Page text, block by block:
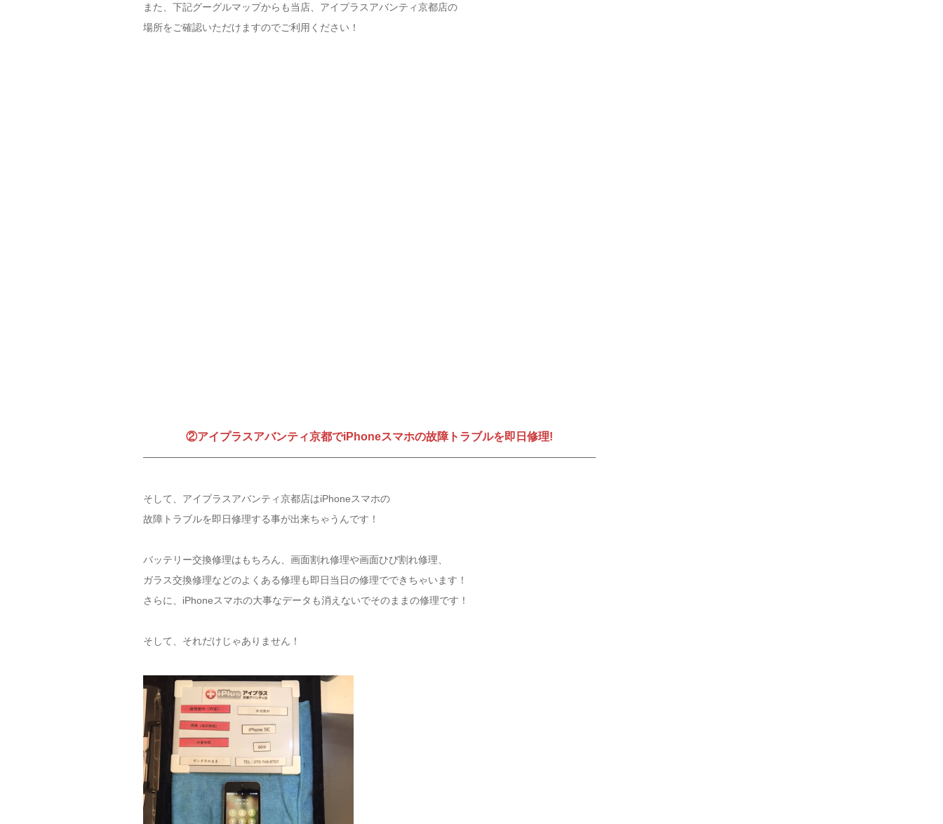
また、下記グーグルマップからも当店、アイプラスアバンティ京都店の
場所をご確認いただけますのでご利用ください！
②アイプラスアバンティ京都でiPhoneスマホの故障トラブルを即日修理!
そして、アイプラスアバンティ京都店はiPhoneスマホの
故障トラブルを即日修理する事が出来ちゃうんです！
バッテリー交換修理はもちろん、画面割れ修理や画面ひび割れ修理、
ガラス交換修理などのよくある修理も即日当日の修理でできちゃいます！
さらに、iPhoneスマホの大事なデータも消えないでそのままの修理です！
そして、それだけじゃありません！